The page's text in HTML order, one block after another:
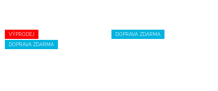
VÝPRODEJ
DOPRAVA ZDARMA
DOPRAVA ZDARMA